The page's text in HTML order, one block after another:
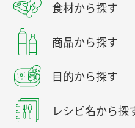
食材から探す
商品から探す
目的から探す
レシピ名から探